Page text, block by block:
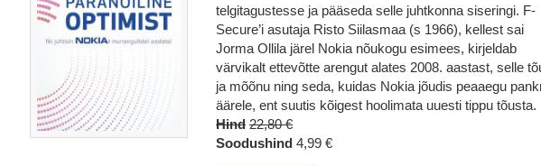
telgitagustesse ja pääseda selle juhtkonna siseringi. F-
Secure’i asutaja Risto Siilasmaa (s 1966), kellest sai
Jorma Ollila järel Nokia nõukogu esimees, kirjeldab
värvikalt ettevõtte arengut alates 2008. aastast, selle
ja mõõnu ning seda, kuidas Nokia jõudis peaaegu
äärele, ent suutis kõigest hoolimata uuesti tippu tõusta.
Hind 22,80 €
Soodushind 4,99 €